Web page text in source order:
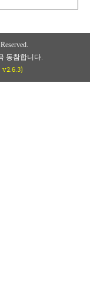
동참합니다.
v2.6.3)